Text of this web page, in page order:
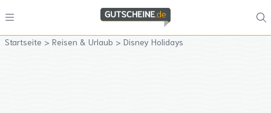
Startseite > Reisen & Urlaub > Disney Holidays